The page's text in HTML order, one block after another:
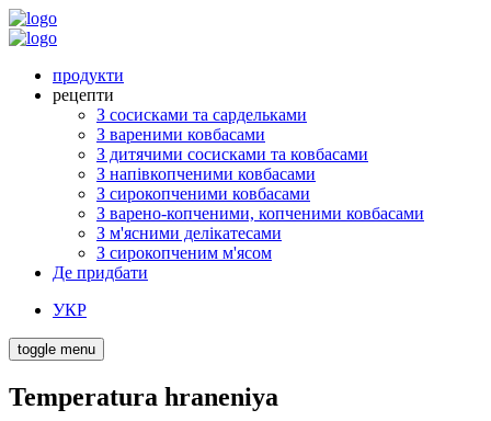
продукти
рецепти
З сосисками та сардельками
З вареними ковбасами
З дитячими сосисками та ковбасами
З напівкопченими ковбасами
З сирокопченими ковбасами
З варено-копченими, копченими ковбасами
З м'ясними делікатесами
З сирокопченим м'ясом
Де придбати
УКР
toggle menu
Temperatura hraneniya